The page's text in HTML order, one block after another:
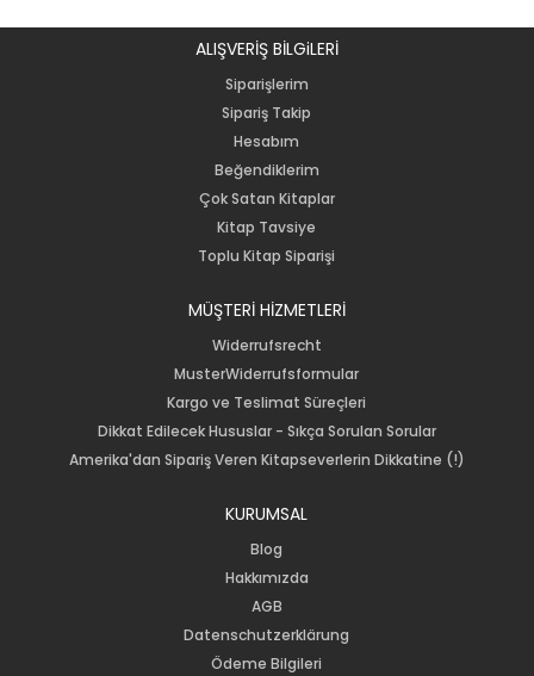
ALIŞVERİŞ BİLGiLERİ
Siparişlerim
Sipariş Takip
Hesabım
Beğendiklerim
Çok Satan Kitaplar
Kitap Tavsiye
Toplu Kitap Siparişi
MÜŞTERİ HİZMETLERİ
Widerrufsrecht
MusterWiderrufsformular
Kargo ve Teslimat Süreçleri
Dikkat Edilecek Hususlar - Sıkça Sorulan Sorular
Amerika'dan Sipariş Veren Kitapseverlerin Dikkatine (!)
KURUMSAL
Blog
Hakkımızda
AGB
Datenschutzerklärung
Ödeme Bilgileri